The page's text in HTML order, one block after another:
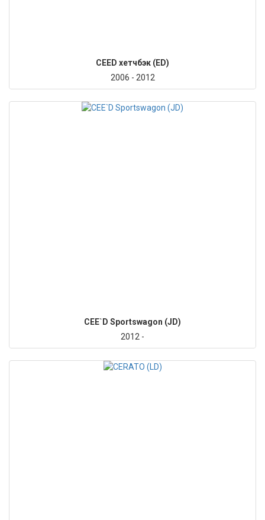
CEED хетчбэк (ED)
2006 - 2012
CEE`D Sportswagon (JD)
2012 -